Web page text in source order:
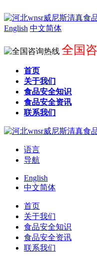
English 中文简体
全国
首页
关于我们
食品安全知识
食品安全资讯
联系我们
语言
导航
English
中文简体
首页
关于我们
食品安全知识
食品安全资讯
联系我们